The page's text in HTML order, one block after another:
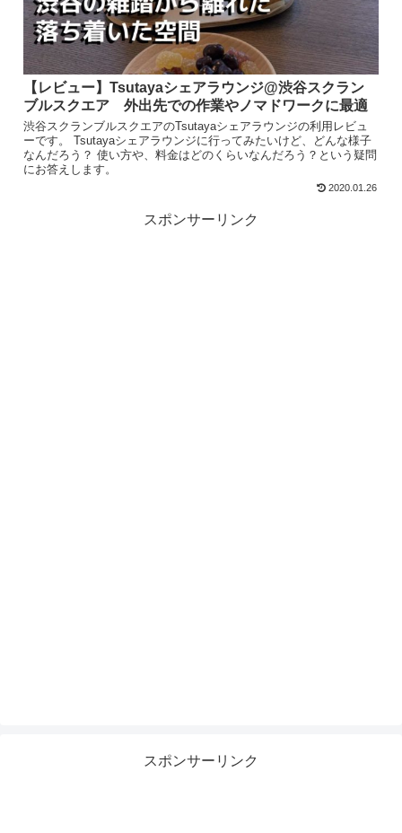
【レビュー】Tsutayaシェアラウンジ@渋谷スクラン
ブルスクエア 外出先での作業やノマドワークに最適
渋谷スクランブルスクエアのTsutayaシェアラウンジの利用レビュ
ーです。 Tsutayaシェアラウンジに行ってみたいけど、どんな様子
なんだろう？ 使い方や、料金はどのくらいなんだろう？という疑問
にお答えします。
2020.01.26
スポンサーリンク
スポンサーリンク